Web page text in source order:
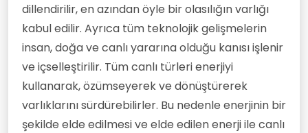
dillendirilir, en azından öyle bir olasılığın varlığı
kabul edilir. Ayrıca tüm teknolojik gelişmelerin
insan, doğa ve canlı yararına olduğu kanısı işlenir
ve içselleştirilir. Tüm canlı türleri enerjiyi
kullanarak, özümseyerek ve dönüştürerek
varlıklarını sürdürebilirler. Bu nedenle enerjinin bir
şekilde elde edilmesi ve elde edilen enerji ile canlı